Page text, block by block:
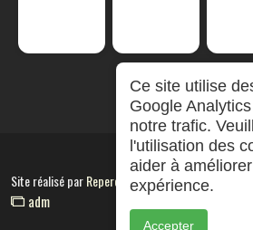
Site réalisé parRepereCom
adm
Ce site utilise
Google
notre trafic.
l'utilisation des
aider à
expérience.
Accepter